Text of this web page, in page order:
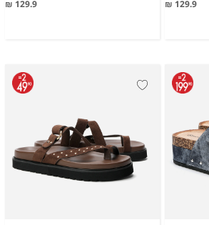
129.9 ₪
129.9 ₪